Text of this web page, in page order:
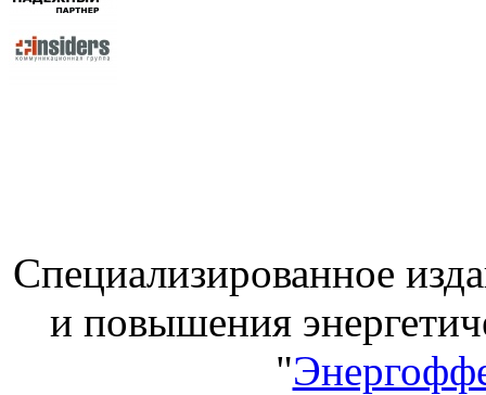
Специализированное
и повышения
"